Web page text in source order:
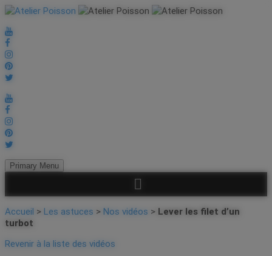
Primary Menu
Accueil > Les astuces > Nos vidéos > Lever les filet d’un
turbot
Revenir à la liste des vidéos